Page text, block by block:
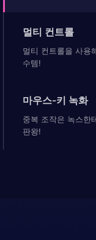
멀티 컨트롤
멀티 컨트롤을 사용
수템!
마우스-키 녹화
중복 조작은 녹스한
판왕!